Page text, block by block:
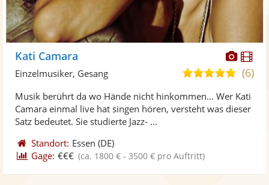
Fotos
Kati Camara
5,0
5
(6)
Einzelmusiker, Gesang
Musik berührt da wo Hände nicht hinkommen… Wer Kati
Camara einmal live hat singen hören, versteht was dieser
Satz bedeutet. Sie studierte Jazz- ...
Standort: Essen (DE)
Gage: €€€ (ca. 1800 € - 3500 € pro Auftritt)